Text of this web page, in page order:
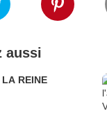
aussi
LA REINE